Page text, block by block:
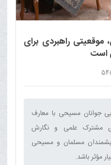
موقعیتی راهبردی برای
است
جوانان مسیحی با معارف
مشترک علمی و نگارش
مسلمان و مسیحی
مؤثر باشد.‌